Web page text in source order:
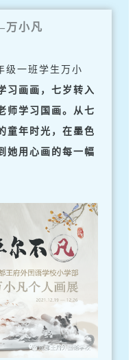
小凡
级一班学生万小
习画画，七岁转入
师学习国画。从七
童年时光，在墨色
她用心画的每一幅